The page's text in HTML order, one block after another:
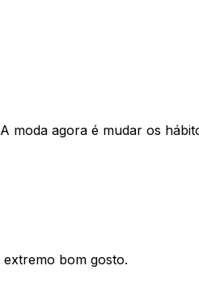
moda agora é mudar os
bom gosto.